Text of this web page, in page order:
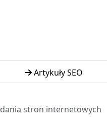
Artykuły SEO
stron internetowych